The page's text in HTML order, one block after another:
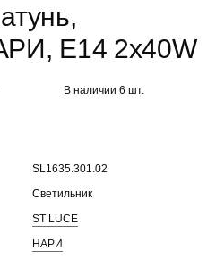
E14 2x40W
В наличии 6 шт.
SL1635.301.02
Светильник
ST LUCE
НАРИ